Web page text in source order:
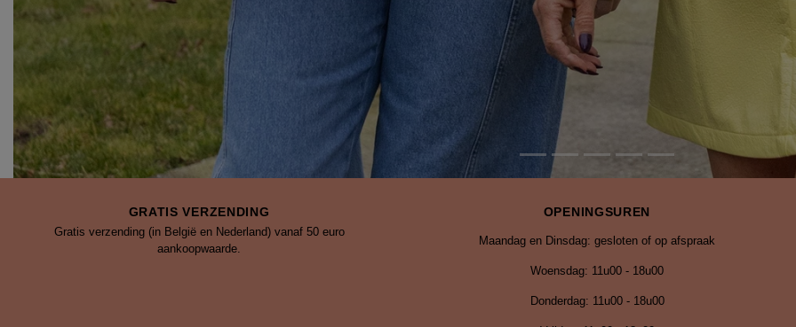
GRATIS VERZENDING
Gratis verzending (in België en Nederland) vanaf 50 euro
aankoopwaarde.
OPENINGSUREN
Maandag en Dinsdag: gesloten of op afspraak
Woensdag: 11u00 - 18u00
Vrijdag:11u00 - 18u00
Zaterdag: 11u00 - 18u00
Zon- en feestdagen: gesloten